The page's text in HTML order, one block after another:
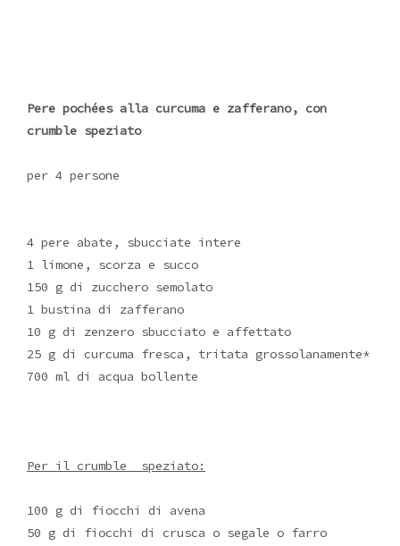
Pere pochées alla curcuma e zafferano, con
crumble speziato
per 4 persone
4 pere abate, sbucciate intere
1 limone, scorza e succo
150 g di zucchero semolato
1 bustina di zafferano
10 g di zenzero sbucciato e affettato
25 g di curcuma fresca, tritata grossolanamente*
700 ml di acqua bollente
Per il crumble speziato:
100 g di fiocchi di avena
50 g di fiocchi di crusca o segale o farro